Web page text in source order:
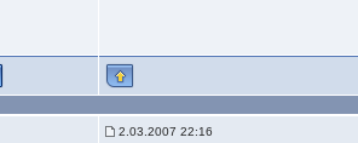
2.03.2007 22:16